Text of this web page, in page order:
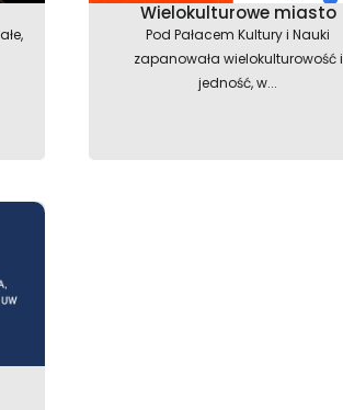
Wielokulturowe miasto
Pod Pałacem Kultury i Nauki
zapanowała wielokulturowość i
jedność, w...